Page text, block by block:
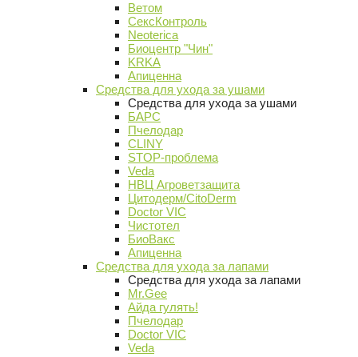
Ветом
СексКонтроль
Neoterica
Биоцентр "Чин"
KRKA
Апиценна
Средства для ухода за ушами
Средства для ухода за ушами
БАРС
Пчелодар
CLINY
STOP-проблема
Veda
НВЦ Агроветзащита
Цитодерм/CitoDerm
Doctor VIC
Чистотел
БиоВакс
Апиценна
Средства для ухода за лапами
Средства для ухода за лапами
Mr.Gee
Айда гулять!
Пчелодар
Doctor VIC
Veda